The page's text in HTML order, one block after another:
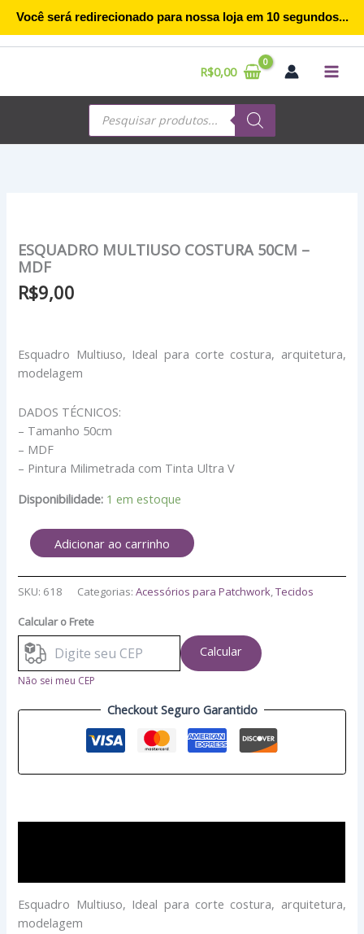
o
R$0,00
Pesquisar
produtos
ESQUADRO MULTIUSO COSTURA 50CM –
MDF
R$9,00
Esquadro Multiuso, Ideal para corte costura, arquitetura,
modelagem
DADOS TÉCNICOS:
– Tamanho 50cm
– MDF
– Pintura Milimetrada com Tinta Ultra V
Disponibilidade: 1 em estoque
Adicionar ao carrinho
SKU: 618 Categorias:Acessórios para Patchwork,Tecidos
Calcular o Frete
Calcular
Não sei meu CEP
Checkout Seguro Garantido
Esquadro Multiuso, Ideal para corte costura, arquitetura,
modelagem
Você será redirecionado para nossa loja em 10segundos...